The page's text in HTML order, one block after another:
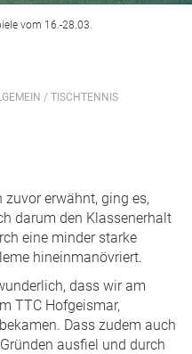
vom 16.-28.03.
/ TISCHTENNIS
zuvor erwähnt, ging es,
darum den Klassenerhalt
eine minder starke
hineinmanövriert.
dass wir am
TTC Hofgeismar,
Dass zudem auch
ausfiel und durch